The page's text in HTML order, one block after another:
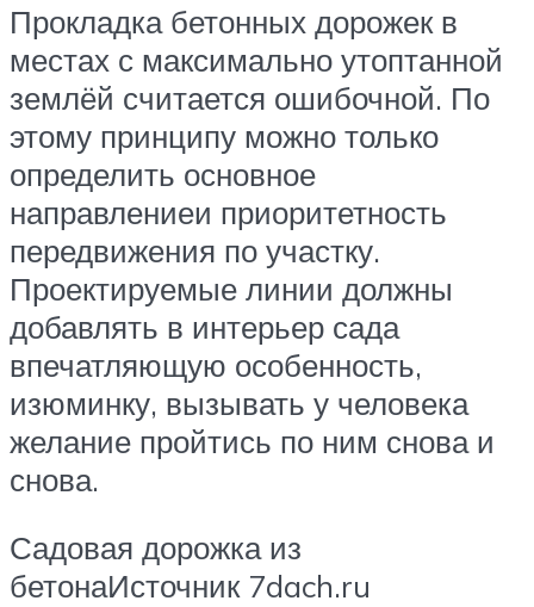
Прокладка бетонных дорожек в
местах с максимально утоптанной
землёй считается ошибочной. По
этому принципу можно только
определить основное
направлениеи приоритетность
передвижения по участку.
Проектируемые линии должны
добавлять в интерьер сада
впечатляющую особенность,
изюминку, вызывать у человека
желание пройтись по ним снова и
снова.
Садовая дорожка из
бетонаИсточник 7dach.ru